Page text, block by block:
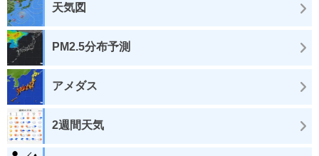
天気図
PM2.5分布予測
アメダス
2週間天気